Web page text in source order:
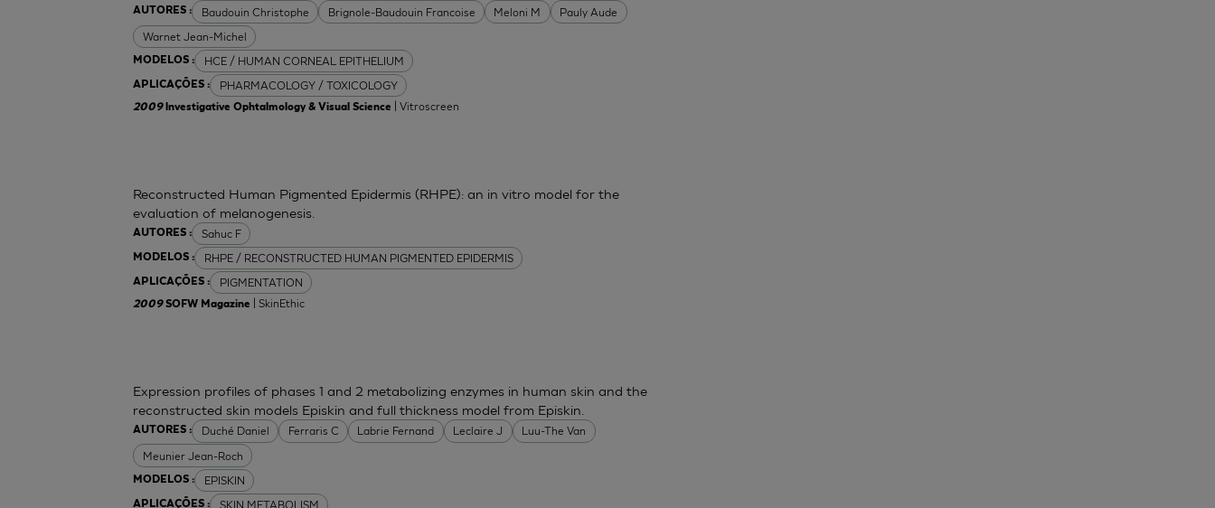
AUTORES : Baudouin Christophe Brignole-Baudouin Francoise Meloni M
Pauly Aude
Warnet Jean-Michel
MODELOS : HCE / HUMAN CORNEAL EPITHELIUM
APLICAÇÕES : PHARMACOLOGY / TOXICOLOGY
2009 lnvestigative Ophtalmology & Visual Science | Vitroscreen
AUTORES : Sahuc F
MODELOS : RHPE / RECONSTRUCTED HUMAN PIGMENTED EPIDERMIS
APLICAÇÕES : PIGMENTATION
Reconstructed Human Pigmented Epidermis (RHPE): an in vitro model for the
evaluation of melanogenesis.
2009SOFW Magazine | SkinEthic
AUTORES : Duché Daniel Ferraris C Labrie Fernand Leclaire J
Luu-The Van
Meunier Jean-Roch
MODELOS : EPISKIN
APLICAÇÕES : SKIN METABOLISM
Expression profiles of phases 1 and 2 metabolizing enzymes in human skin and the
reconstructed skin models Episkin and full thickness model from Episkin.